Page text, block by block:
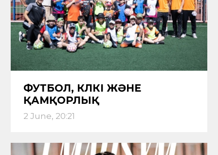
ФУТБОЛ, КҮЛКІ ЖӘНЕ
ҚАМҚОРЛЫҚ
2 June, 20:21